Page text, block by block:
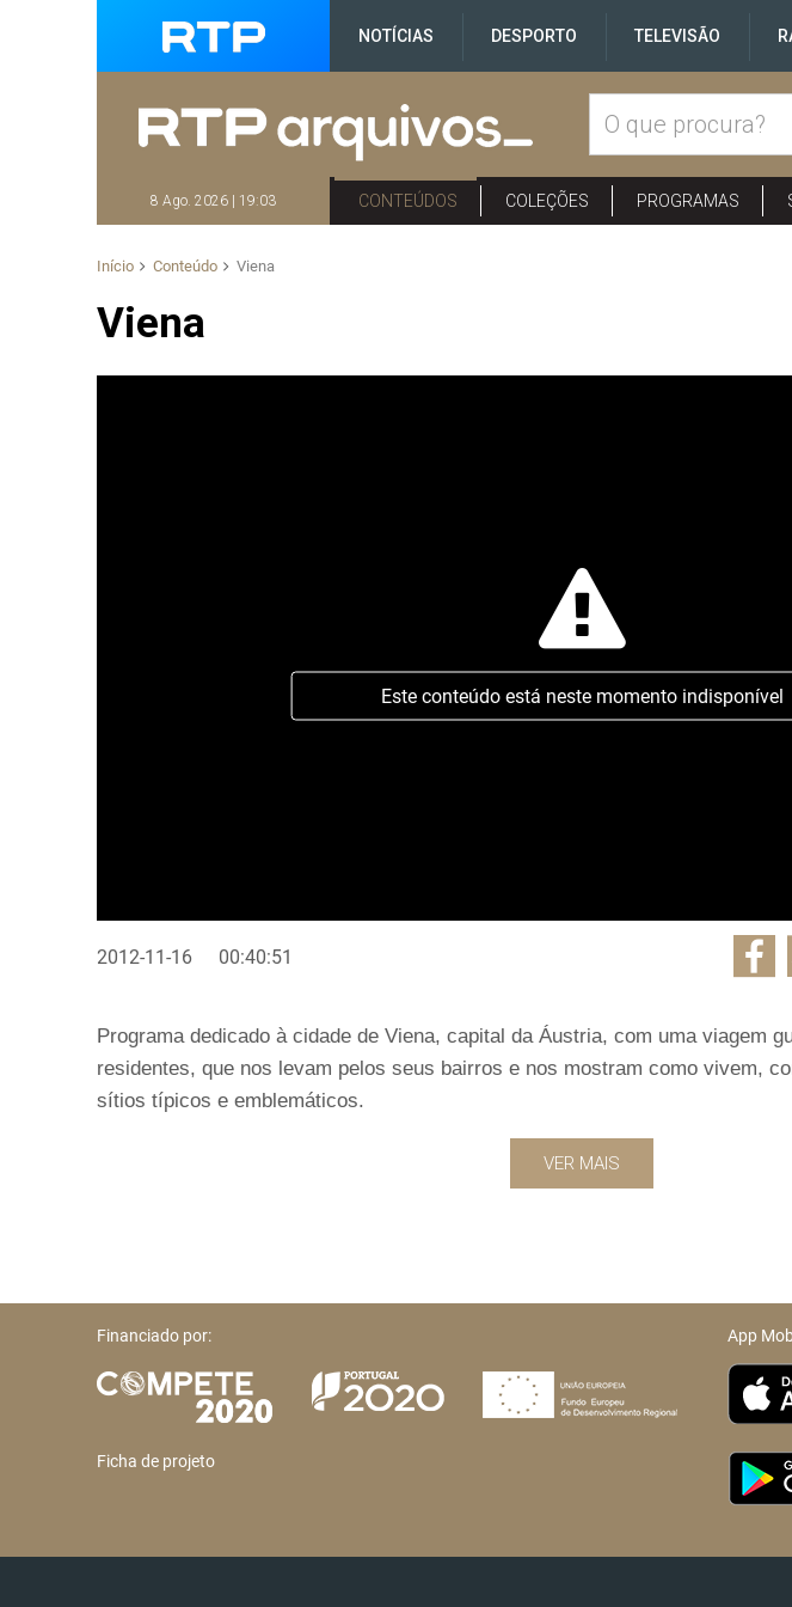
NOTÍCIAS DESPORTO TELEVISÃO
8 Ago. 2026 | 19:03 CONTEÚDOS COLEÇÕES PROGRAMAS
Início Conteúdo Viena
Viena
Este conteúdo está neste momento indisponível
2012-11-16 00:40:51
Programa dedicado à cidade de Viena, capital da Áustria, com uma viagem
residentes, que nos levam pelos seus bairros e nos mostram como vivem,
sítios típicos e emblemáticos.
VER MAIS
Financiado por:
Ficha de projeto
App